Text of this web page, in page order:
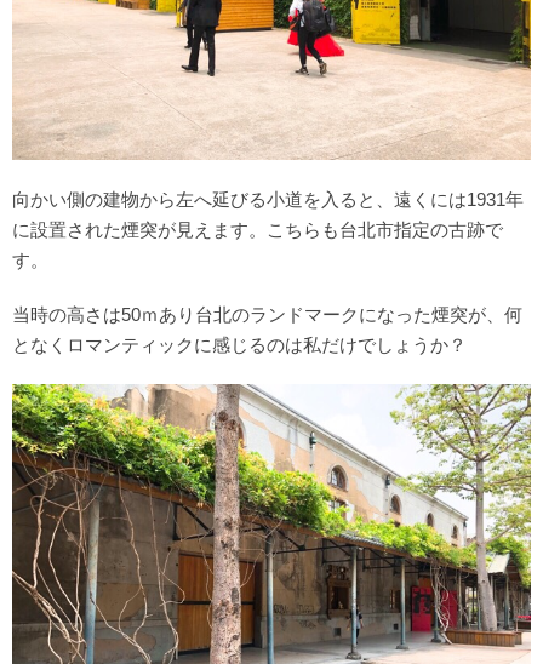
向かい側の建物から左へ延びる小道を入ると、遠くには1931年
に設置された煙突が見えます。こちらも台北市指定の古跡で
す。
当時の高さは50ｍあり台北のランドマークになった煙突が、何
となくロマンティックに感じるのは私だけでしょうか？